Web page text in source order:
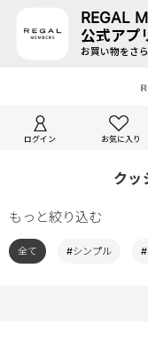
REGAL
公式アプ
お買い物をさ
ログイン お気に入り
クッ
もっと絞り込む
全て #シンプル